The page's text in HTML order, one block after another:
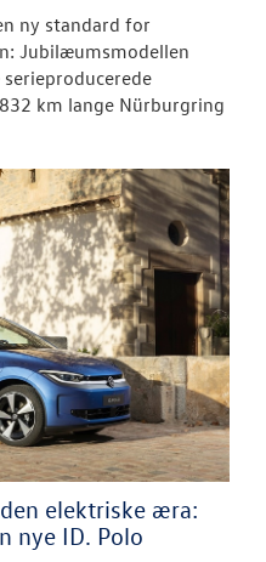
ny standard for
Jubilæumsmodellen
km lange Nürburgring
elektriske æra:
nye ID. Polo